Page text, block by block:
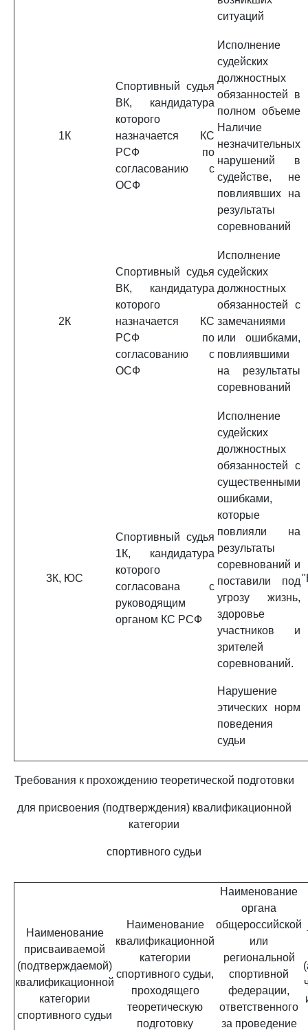
ситуаций
1К
Спортивный судья
ВК, кандидатура
которого
назначается КС
РСФ по
согласованию с
ОСФ
Исполнение
судейских
должностных
обязанностей в
полном объеме
Наличие
незначительных
нарушений в
судействе, не
повлиявших на
результаты
соревнований
2К
Спортивный судья
ВК, кандидатура
которого
назначается КС
РСФ по
согласованию с
ОСФ
Исполнение
судейских
должностных
обязанностей с
замечаниями
или ошибками,
повлиявшими
на результаты
соревнований
3К, ЮС
Спортивный судья
1К, кандидатура
которого
согласована с
руководящим
органом КС РСФ
Исполнение
судейских
должностных
обязанностей с
существенными
ошибками,
которые
повлияли на
результаты
соревнований и
поставили под
угрозу жизнь,
здоровье
участников и
зрителей
соревнований.
Нарушение
этических норм
поведения
судьи
Требования к прохождению теоретической подготовки
для присвоения (подтверждения) квалификационной
категории
спортивного судьи
Наименование
присваиваемой
(подтверждаемой)
квалификационной
категории
спортивного судьи
Наименование
квалификационной
категории
спортивного судьи,
проходящего
теоретическую
подготовку
Наименование
органа
общероссийской
или
региональной
спортивной
федерации,
ответственного
за проведение